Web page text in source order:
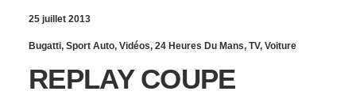
25 juillet 2013
Bugatti, Sport Auto, Vidéos, 24 Heures Du Mans, TV, Voiture
REPLAY COUPE